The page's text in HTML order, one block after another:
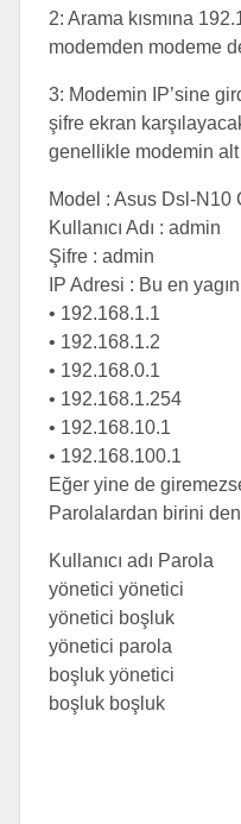
2: Arama kısmına
modemden modeme
3: Modemin IP’sine
şifre ekran
genellikle modemin alt
Model : Asus Dsl-N10
Kullanıcı Adı : admin
Şifre : admin
IP Adresi : Bu en
• 192.168.1.1
• 192.168.1.2
• 192.168.0.1
• 192.168.1.254
• 192.168.10.1
• 192.168.100.1
Eğer yine de
Parolalardan birini
Kullanıcı adı Parola
yönetici yönetici
yönetici boşluk
yönetici parola
boşluk yönetici
boşluk boşluk